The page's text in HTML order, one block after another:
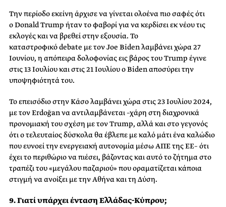
Την περίοδο εκείνη άρχισε να γίνεται ολοένα πιο σαφές ότι
ο Donald Trump ήταν το φαβορί για να κερδίσει εκ νέου τις
εκλογές και να βρεθεί στην εξουσία. Το
καταστροφικό debate με τον Joe Biden λαμβάνει χώρα 27
Ιουνίου, η απόπειρα δολοφονίας εις βάρος του Trump έγινε
στις 13 Ιουλίου και στις 21 Ιουλίου ο Biden αποσύρει την
υποψηφιότητά του.
Το επεισόδιο στην Κάσο λαμβάνει χώρα στις 23 Ιουλίου 2024,
με τον Erdoğan να αντιλαμβάνεται –χάρη στη διαχρονικά
προνομιακή του σχέση με τον Trump, αλλά και στο γεγονός
ότι ο τελευταίος δύσκολα θα έβλεπε με καλό μάτι ένα καλώδιο
που ευνοεί την ενεργειακή αυτονομία μέσω ΑΠΕ της ΕΕ– ότι
έχει το περιθώριο να πιέσει, βάζοντας και αυτό το ζήτημα στο
τραπέζι του «μεγάλου παζαριού» που οραματίζεται κάποια
στιγμή να ανοίξει με την Αθήνα και τη Δύση.
9.Γιατί υπάρχει ένταση Ελλάδας-Κύπρου;